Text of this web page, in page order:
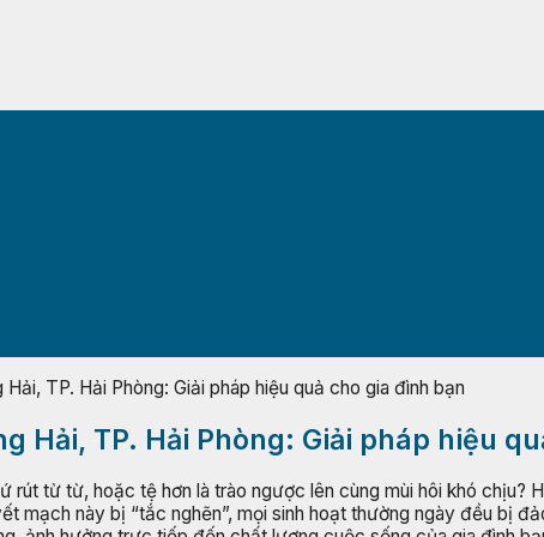
TP. Hải Phòng: Giải pháp hiệu quả cho gia đình bạn
Hải, TP. Hải Phòng: Giải pháp hiệu
từ từ, hoặc tệ hơn là trào ngược lên cùng mùi hôi khó chịu?
mạch này bị “tắc nghẽn”, mọi sinh hoạt thường ngày đều bị